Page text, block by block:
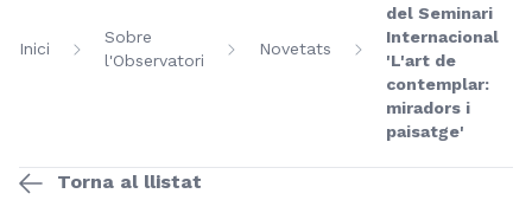
Inici
Sobre
l'Observatori
Novetats
del Seminari
Internacional
'L'art de
contemplar:
miradors i
paisatge'
Torna al llistat